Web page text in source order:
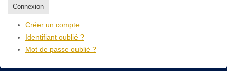
Connexion
Créer un compte
Identifiant oublié ?
Mot de passe oublié ?